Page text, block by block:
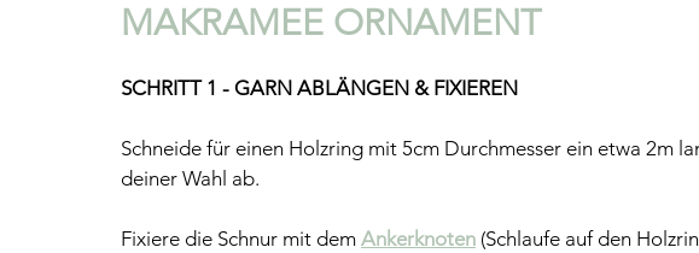
MAKRAMEE ORNAMENT
SCHRITT 1 - GARN ABLÄNGEN & FIXIEREN
Schneide für einen Holzring mit 5cm Durchmesser ein etwa 2m
deiner Wahl ab.
Fixiere die Schnur mit dem Ankerknoten (Schlaufe auf den